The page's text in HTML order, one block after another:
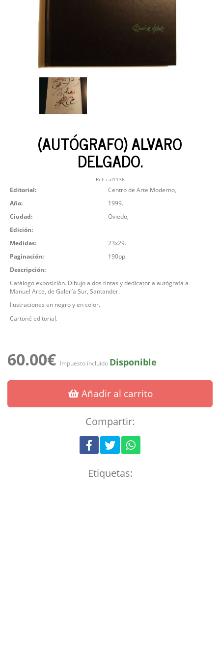
(AUTÓGRAFO) ALVARO
DELGADO.
Ref: cal1136
Editorial:
Centro de Arte Moderno,
Año:
1999.
Ciudad:
Oviedo,
Edición:
Medidas:
23x29.
Paginación:
190pp.
Descripción:
Catálogo exposición. Dibujo a dos tintas y dedicatoria autógrafa a
Manuel Arce, de Galería Sur, Santander.
Ilustraciones en negro y en color.
Cartoné editorial.
60.00€ Impuesto incluido Disponible
Añadir al carrito
Compartir:
Etiquetas: